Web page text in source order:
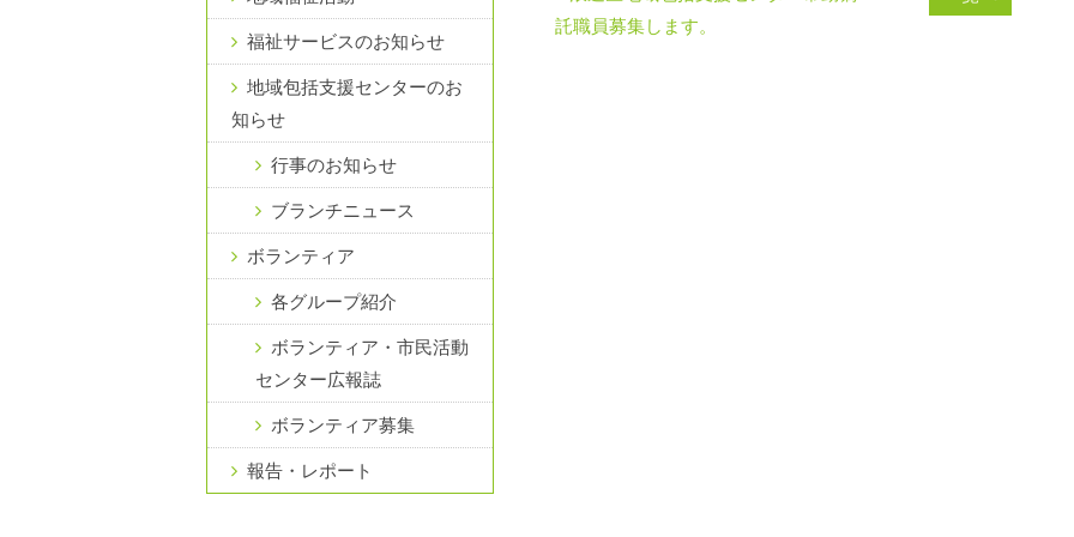
託職員募集します。
福祉サービスのお知らせ
地域包括支援センターのお
知らせ
行事のお知らせ
ブランチニュース
ボランティア
各グループ紹介
ボランティア・市民活動
センター広報誌
ボランティア募集
報告・レポート